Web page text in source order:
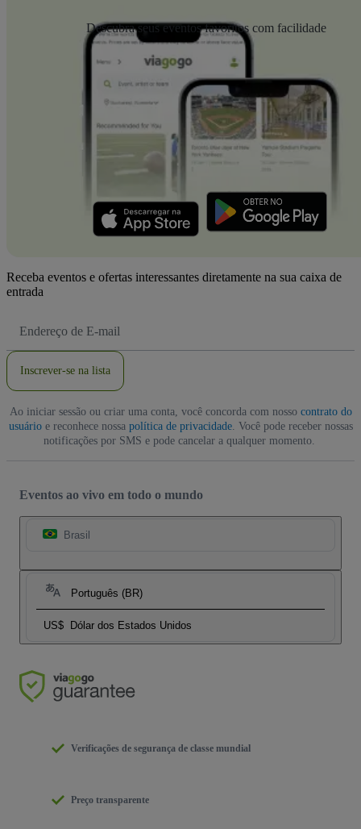
Descubra seus eventos favoritos com facilidade
Receba eventos e ofertas interessantes diretamente na sua caixa de
entrada
de
Inscrever-se na lista
Ao iniciar sessão ou criar uma conta, você concorda com nosso contrato do
usuárioe reconhece nossa política de privacidade. Você pode receber nossas
notificações por SMS e pode cancelar a qualquer momento.
Eventos ao vivo em todo o mundo
Brasil
Português (BR)
US$ Dólar dos Estados Unidos
Verificações de segurança de classe mundial
Preço transparente